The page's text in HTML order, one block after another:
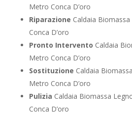
Metro Conca D’oro
Riparazione Caldaia
Conca D’oro
Pronto Intervento Caldaia
Metro Conca D’oro
Sostituzione Caldaia
Metro Conca D’oro
Pulizia Caldaia Biomassa
Conca D’oro